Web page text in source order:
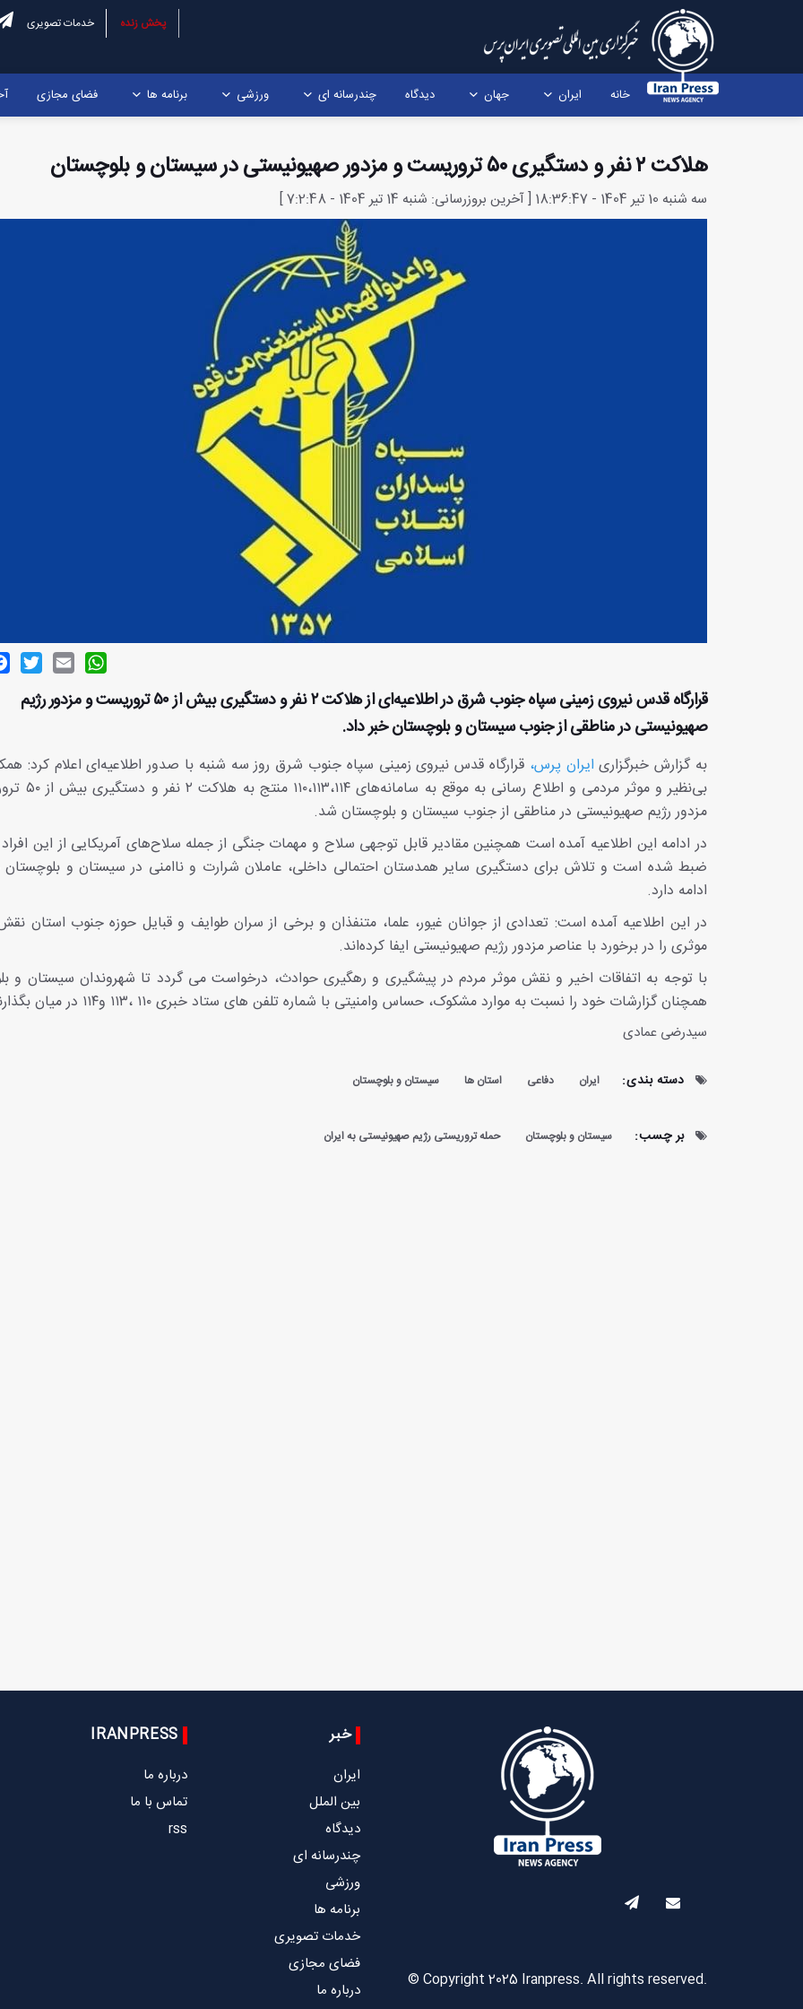
پخش زنده خدمات تصویری
خانه ایران جهان دیدگاه چندرسانه ای ورزشی برنامه ها فضای مجازی
هلاکت ۲ نفر و دستگیری ۵۰ تروریست و مزدور صهیونیستی در سیستان و بلوچستان
سه شنبه 10 تیر 1404 - 18:36:47 [ آخرین بروزرسانی: شنبه 14 تیر 1404 - 7:2:48 ]
Email
WhatsApp
قرارگاه قدس نیروی زمینی سپاه جنوب شرق در اطلاعیه‌ای از هلاکت ۲ نفر و دستگیری بیش‌ از ۵۰ تروریست و مزدور رژیم
صهیونیستی در مناطقی از جنوب سیستان و بلوچستان خبر داد.
به گزارش خبرگزاری ایران پرس، قرارگاه قدس نیروی زمینی سپاه جنوب شرق روز سه شنبه با صدور اطلاعیه‌ای اعلام کرد:
بی‌نظیر و موثر مردمی و اطلاع
مزدور رژیم صهیونیستی در مناطقی از جنوب سیستان و بلوچستان شد.
در ادامه این اطلاعیه آمده است همچنین مقادیر قابل توجهی سلاح‌ و مهمات جنگی از جمله سلاح‌های آمریکایی از این
ضبط شده است و تلاش برای دستگیری سایر همدستان احتمالی داخلی، عاملان شرارت و ناامنی در سیستان و
ادامه دارد.
در این اطلاعیه آمده است: تعدادی از جوانان غیور، علما، متنفذان و برخی از سران طوایف و قبایل حوزه جنوب استان
موثری را در برخورد با عناصر مزدور رژیم صهیونیستی ایفا کرده‌اند.
با توجه به اتفاقات اخیر و نقش موثر مردم در پیشگیری و رهگیری حوادث، درخواست می گردد تا شهروندان سیستان و
همچنان گزارشات خود را نسبت به موارد مشکوک، حساس وامنیتی با شماره تلفن های ستاد خبری ۱۱۰ ،۱۱۳ و۱۱۴ در میان بگذارند.
سیدرضی عمادی
دسته بندی: ایران دفاعی استان ها سیستان و بلوچستان
بر چسب: سیستان و بلوچستان حمله تروریستی رژیم صهیونیستی به ایران
© Copyright 2025 Iranpress. All rights reserved.
خبر
ایران
بین الملل
دیدگاه
چندرسانه ای
ورزشی
برنامه ها
خدمات تصویری
فضای مجازی
درباره ما
IRANPRESS
درباره ما
تماس با ما
rss